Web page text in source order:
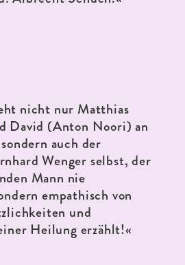
nicht nur Matthias
David (Anton Noori) an
auch der
Wenger selbst, der
Mann nie
empathisch von
und
Heilung erzählt!«